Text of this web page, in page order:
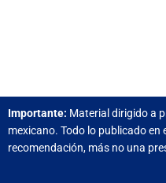
Importante: Material dirigido a
mexicano. Todo lo publicado en
recomendación, más no una